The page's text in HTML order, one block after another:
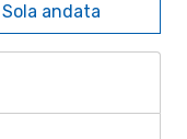
Sola andata